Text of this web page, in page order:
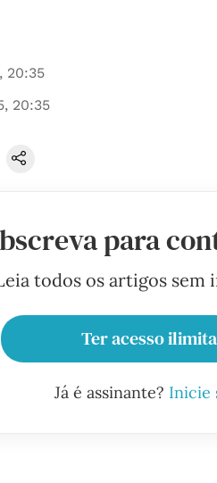
20:35
20:35
para
todos os artigos sem
Ter acesso
Já é assinante? Inicie